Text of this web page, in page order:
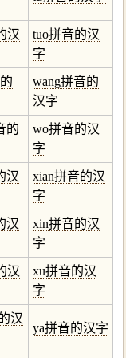
汉
tuo拼音的汉
字
wang拼音的
汉字
的
wo拼音的汉
字
汉
xian拼音的汉
字
汉
xin拼音的汉
字
汉
xu拼音的汉
字
汉
ya拼音的汉字